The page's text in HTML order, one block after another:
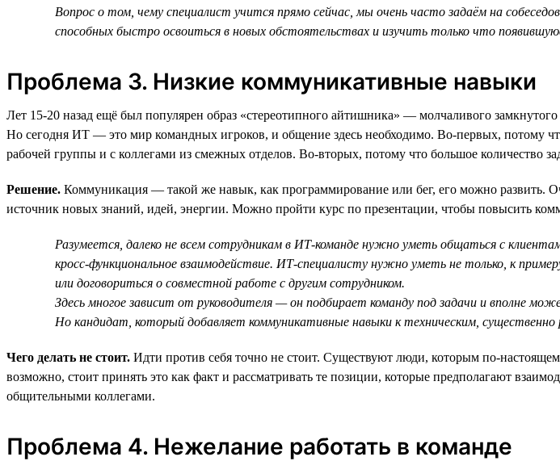
Вопрос о том, чему специалист учится прямо сейчас, мы очень часто задаём на
способных быстро освоиться в новых обстоятельствах и изучить только что
Проблема 3. Низкие коммуникативные навыки
Лет 15‑20 назад ещё был популярен образ «стереотипного айтишника» — молчаливого
Но сегодня ИТ — это мир командных игроков, и общение здесь необходимо. Во-первых, потому
рабочей группы и с коллегами из смежных отделов. Во-вторых, потому что большое количество
Решение. Коммуникация — такой же навык, как программирование или бег, его можно развить.
источник новых знаний, идей, энергии. Можно пройти курс по презентации, чтобы повысить
Разумеется, далеко не всем сотрудникам в ИТ-команде нужно уметь общаться с
кросс-функциональное взаимодействие. ИТ-специалисту нужно уметь не только, к
или договориться о совместной работе с другим сотрудником.
Здесь многое зависит от руководителя — он подбирает команду под задачи и вполне
Но кандидат, который добавляет коммуникативные навыки к техническим,
Чего делать не стоит. Идти против себя точно не стоит. Существуют люди, которым по-
возможно, стоит принять это как факт и рассматривать те позиции, которые предполагают
общительными коллегами.
Проблема 4. Нежелание работать в команде